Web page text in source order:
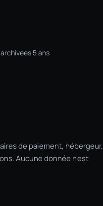
5 ans
de paiement, hébergeur,
Aucune donnée n'est